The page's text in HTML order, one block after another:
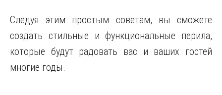
Следуя этим простым советам, вы сможете
создать стильные и функциональные перила,
которые будут радовать вас и ваших гостей
многие годы.